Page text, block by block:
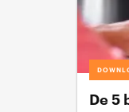
De 5